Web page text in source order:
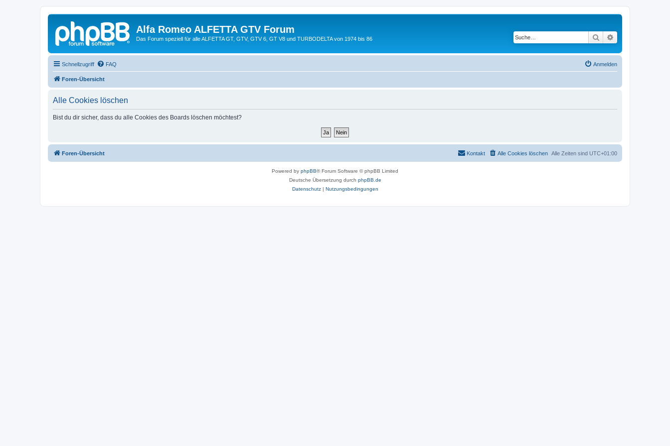
Alfa Romeo ALFETTA GTV Forum
Das Forum speziell für alle ALFETTA GT, GTV, GTV 6, GT V8 und TURBODELTA von 1974 bis 86 Suche
Schnellzugriff FAQ Anmelden
Foren-Übersicht
Alle Cookies löschen
Bist du dir sicher, dass du alle Cookies des Boards löschen möchtest?
Foren-Übersicht Alle Zeiten sind UTC+01:00
Alle Cookies löschen
Kontakt
Powered by phpBB® Forum Software © phpBB Limited
Deutsche Übersetzung durch phpBB.de
Datenschutz| Nutzungsbedingungen